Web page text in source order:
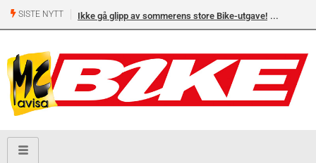
SISTE NYTT Ikke gå glipp av sommerens store Bike-utgave!